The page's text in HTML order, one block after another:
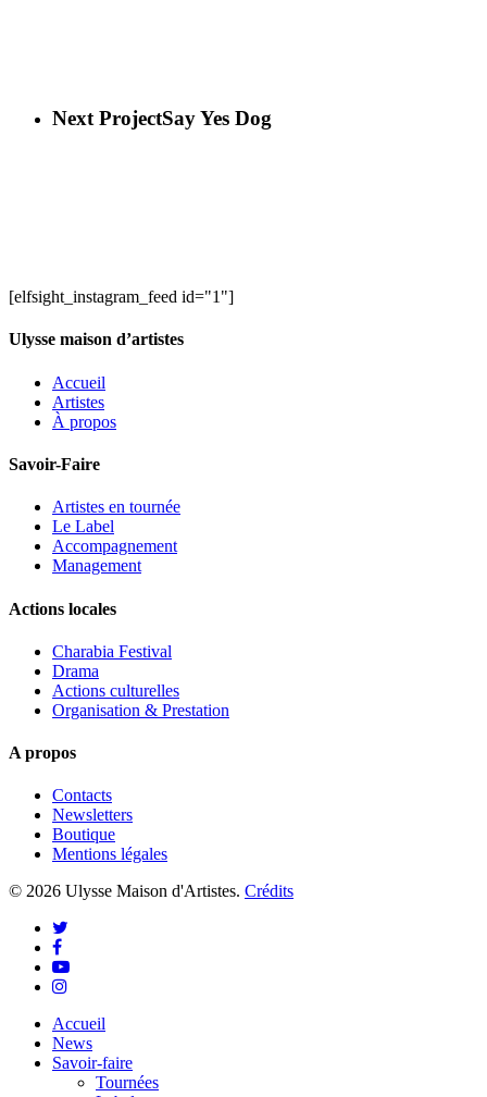
Next ProjectSay Yes Dog
[elfsight_instagram_feed id="1"]
Ulysse maison d’artistes
Accueil
Artistes
À propos
Savoir-Faire
Artistes en tournée
Le Label
Accompagnement
Management
Actions locales
Charabia Festival
Drama
Actions culturelles
Organisation & Prestation
A propos
Contacts
Newsletters
Boutique
Mentions légales
© 2026 Ulysse Maison d'Artistes. Crédits
twitter
facebook
youtube
instagram
Close
Menu
Accueil
News
Savoir-faire
Tournées